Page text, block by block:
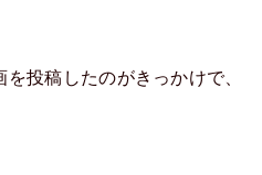
投稿したのがきっかけで、